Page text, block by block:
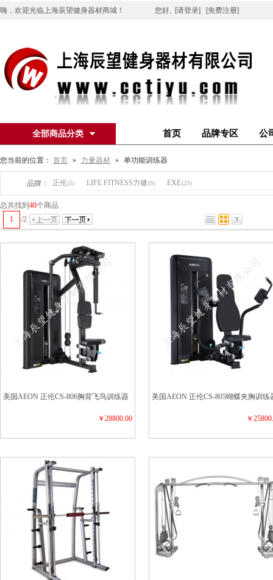
嗨，欢迎光临上海辰望健身器材商城！ 您好, [请登录] [免费注册]
全部商品分类 首页 品牌专区 公
您当前的位置： 首页 » 力量器材 » 单功能训练器
品牌： 正伦(5) LIFE FITNESS力健(9) EXE(23)
总共找到 40个商品
1
/2
美国AEON 正伦CS-806胸背飞鸟训练器
￥28800.00
美国AEON 正伦CS-805蝴蝶夹胸训练
￥